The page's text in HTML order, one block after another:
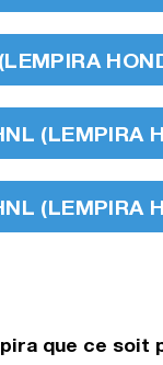
(LEMPIRA
(LEMPIRA
que ce